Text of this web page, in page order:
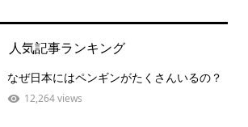
人気記事ランキング
なぜ日本にはペンギンがたくさんいるの？
12,264 views